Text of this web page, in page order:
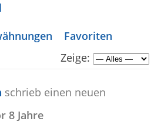
Favoriten
Zeige:
schrieb einen neuen
8 Jahre